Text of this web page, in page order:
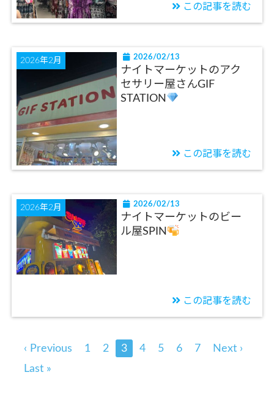
この記事を読む
2026年2月 2026/02/13
ナイトマーケットのアク
セサリー屋さんGIF
STATION
この記事を読む
2026年2月 2026/02/13
ナイトマーケットのビー
ル屋SPIN
この記事を読む
‹ Previous 1 2 3 4 5 6 7
Next ›
Last »